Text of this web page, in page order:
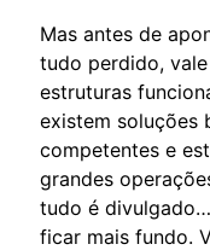
Mas antes de
tudo perdido,
estruturas
existem soluções
competentes e
grandes
tudo é
ficar mais fundo.